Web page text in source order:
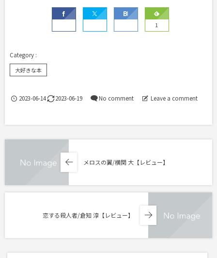
1
大好きな本
2023-06-14 2023-06-19 No comment Leave a comment
メロスの翼/横関 大【レビュー】
恋する殺人者/倉知 淳【レビュー】